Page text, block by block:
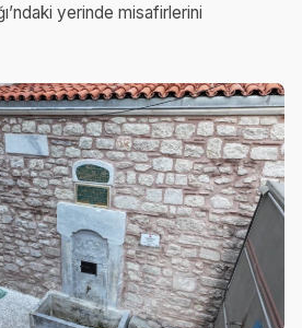
yerinde misafirlerini